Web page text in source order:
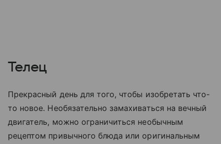
Телец
Прекрасный день для того, чтобы изобретать что-
то новое. Необязательно замахиваться на вечный
двигатель, можно ограничиться необычным
рецептом привычного блюда или оригинальным